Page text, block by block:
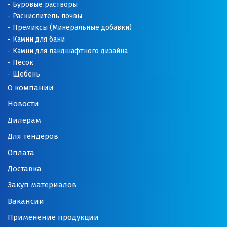
Орехово-Зуево
П
Павловский Посад
Первоуральск
Подольск
Походилова
Пушкино
О компании
Новости
Дилерам
Для тендеров
Оплата
Доставка
Закуп материалов
Вакансии
Применение продукции
Буровые растворы
Раскислитель почвы
Премиксы (Минеральные добавки)
Камни для бани
Камни для ландшафтного дизайна
Песок
Щебень